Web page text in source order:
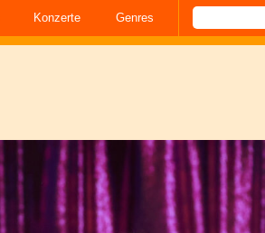
Konzerte Genres